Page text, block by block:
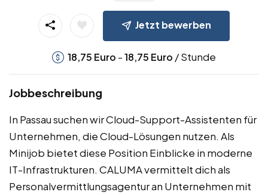
Jetzt bewerben
18,75 Euro -18,75 Euro / Stunde
Jobbeschreibung
In Passau suchen wir Cloud-Support-Assistenten für
Unternehmen, die Cloud-Lösungen nutzen. Als
Minijob bietet diese Position Einblicke in moderne
IT-Infrastrukturen. CALUMA vermittelt dich als
Personalvermittlungsagentur an Unternehmen mit